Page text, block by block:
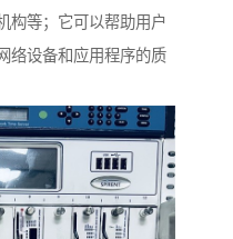
构等；它可以帮助用户
络设备和应用程序的质